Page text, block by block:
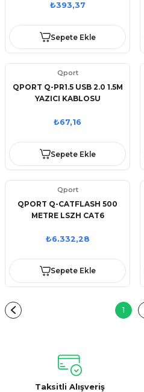
₺393,37
Sepete Ekle
Qport
QPORT Q-PR1.5 USB 2.0 1.5M
YAZICI KABLOSU
₺67,16
Sepete Ekle
Qport
QPORT Q-CATFLASH 500
METRE LSZH CAT6
YANMAZ KABLO (HALOGEN
₺6.332,28
Sepete Ekle
1
Taksitli Alışveriş